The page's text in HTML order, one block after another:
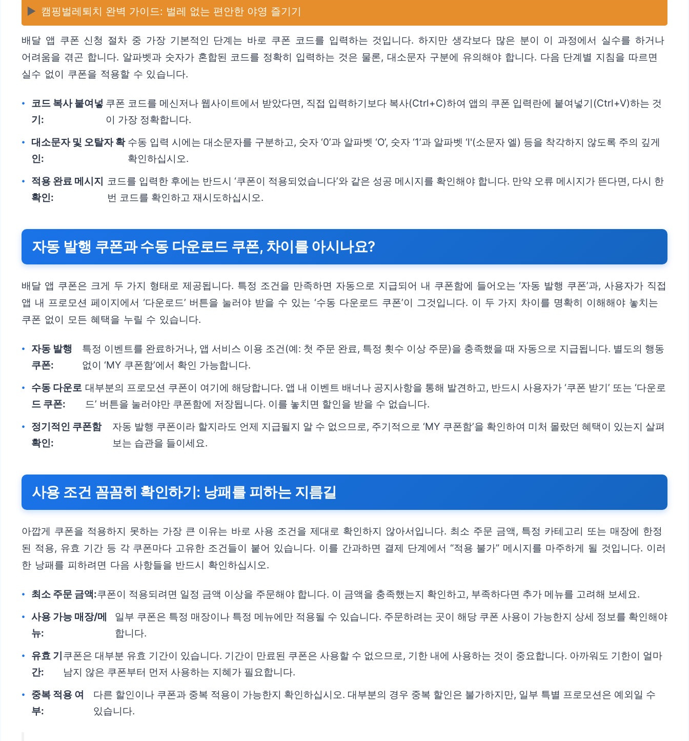
▶️ 캠핑벌레퇴치 완벽 가이드: 벌레 없는 편안한 야영 즐기기
배달 앱 쿠폰 신청 절차 중 가장 기본적인 단계는 바로 쿠폰 코드를 입력하는 것입니다. 하지만 생각보다 많은 분이 이 과정에서 실수를 하거나
어려움을 겪곤 합니다. 알파벳과 숫자가 혼합된 코드를 정확히 입력하는 것은 물론, 대소문자 구분에 유의해야 합니다. 다음 단계별 지침을 따르면
실수 없이 쿠폰을 적용할 수 있습니다.
코드 복사 붙여넣
기:
쿠폰 코드를 메신저나 웹사이트에서 받았다면, 직접 입력하기보다 복사(Ctrl+C)하여 앱의 쿠폰 입력란에 붙여넣기(Ctrl+V)하는 것
이 가장 정확합니다.
대소문자 및 오탈자 확
인:
수동 입력 시에는 대소문자를 구분하고, 숫자 ‘0’과 알파벳 ‘O’, 숫자 ‘1’과 알파벳 ‘l'(소문자 엘) 등을 착각하지 않도록 주의 깊게
확인하십시오.
적용 완료 메시지
확인:
코드를 입력한 후에는 반드시 ‘쿠폰이 적용되었습니다’와 같은 성공 메시지를 확인해야 합니다. 만약 오류 메시지가 뜬다면, 다시 한
번 코드를 확인하고 재시도하십시오.
자동 발행 쿠폰과 수동 다운로드 쿠폰, 차이를 아시나요?
배달 앱 쿠폰은 크게 두 가지 형태로 제공됩니다. 특정 조건을 만족하면 자동으로 지급되어 내 쿠폰함에 들어오는 ‘자동 발행 쿠폰’과, 사용자가 직접
앱 내 프로모션 페이지에서 ‘다운로드’ 버튼을 눌러야 받을 수 있는 ‘수동 다운로드 쿠폰’이 그것입니다. 이 두 가지 차이를 명확히 이해해야 놓치는
쿠폰 없이 모든 혜택을 누릴 수 있습니다.
자동 발행
쿠폰:
특정 이벤트를 완료하거나, 앱 서비스 이용 조건(예: 첫 주문 완료, 특정 횟수 이상 주문)을 충족했을 때 자동으로 지급됩니다. 별도의 행동
없이 ‘MY 쿠폰함’에서 확인 가능합니다.
수동 다운로
드 쿠폰:
대부분의 프로모션 쿠폰이 여기에 해당합니다. 앱 내 이벤트 배너나 공지사항을 통해 발견하고, 반드시 사용자가 ‘쿠폰 받기’ 또는 ‘다운로
드’ 버튼을 눌러야만 쿠폰함에 저장됩니다. 이를 놓치면 할인을 받을 수 없습니다.
정기적인 쿠폰함
확인:
자동 발행 쿠폰이라 할지라도 언제 지급될지 알 수 없으므로, 주기적으로 ‘MY 쿠폰함’을 확인하여 미처 몰랐던 혜택이 있는지 살펴
보는 습관을 들이세요.
사용 조건 꼼꼼히 확인하기: 낭패를 피하는 지름길
아깝게 쿠폰을 적용하지 못하는 가장 큰 이유는 바로 사용 조건을 제대로 확인하지 않아서입니다. 최소 주문 금액, 특정 카테고리 또는 매장에 한정
된 적용, 유효 기간 등 각 쿠폰마다 고유한 조건들이 붙어 있습니다. 이를 간과하면 결제 단계에서 “적용 불가” 메시지를 마주하게 될 것입니다. 이러
한 낭패를 피하려면 다음 사항들을 반드시 확인하십시오.
최소 주문 금액:쿠폰이 적용되려면 일정 금액 이상을 주문해야 합니다. 이 금액을 충족했는지 확인하고, 부족하다면 추가 메뉴를 고려해 보세요.
사용 가능 매장/메
뉴:
일부 쿠폰은 특정 매장이나 특정 메뉴에만 적용될 수 있습니다. 주문하려는 곳이 해당 쿠폰 사용이 가능한지 상세 정보를 확인해야
합니다.
유효 기
간:
쿠폰은 대부분 유효 기간이 있습니다. 기간이 만료된 쿠폰은 사용할 수 없으므로, 기한 내에 사용하는 것이 중요합니다. 아까워도 기한이 얼마
남지 않은 쿠폰부터 먼저 사용하는 지혜가 필요합니다.
중복 적용 여
부:
다른 할인이나 쿠폰과 중복 적용이 가능한지 확인하십시오. 대부분의 경우 중복 할인은 불가하지만, 일부 특별 프로모션은 예외일 수
있습니다.